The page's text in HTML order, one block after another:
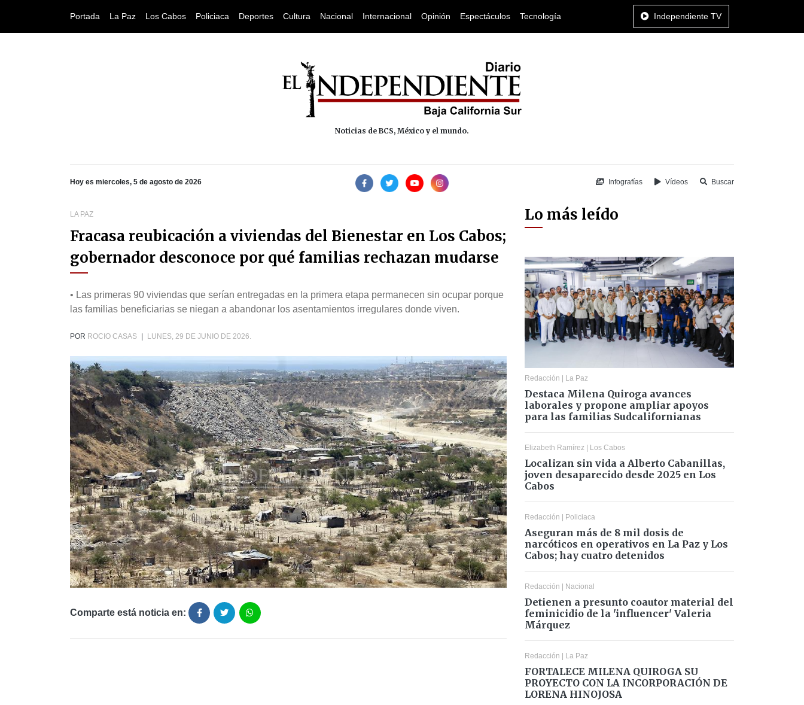
Portada La Paz Los Cabos Policiaca Deportes Cultura Nacional Internacional Opinión Espectáculos Tecnología Independiente TV
Noticias de BCS, México y el mundo.
Hoy es miercoles, 5 de agosto de 2026 Infografías Vídeos Buscar
LA PAZ
Fracasa reubicación a viviendas del Bienestar en Los Cabos;
gobernador desconoce por qué familias rechazan mudarse
• Las primeras 90 viviendas que serían entregadas en la primera etapa permanecen sin ocupar porque
las familias beneficiarias se niegan a abandonar los asentamientos irregulares donde viven.
POR ROCIO CASAS LUNES, 29 DE JUNIO DE 2026.
Comparte está noticia en:
Lo más leído
Redacción | La Paz
Destaca Milena Quiroga avances
laborales y propone ampliar apoyos
para las familias Sudcalifornianas
Elizabeth Ramírez | Los Cabos
Localizan sin vida a Alberto Cabanillas,
joven desaparecido desde 2025 en Los
Cabos
Redacción | Policiaca
Aseguran más de 8 mil dosis de
narcóticos en operativos en La Paz y Los
Cabos; hay cuatro detenidos
Redacción | Nacional
Detienen a presunto coautor material del
feminicidio de la 'influencer' Valeria
Márquez
Redacción | La Paz
FORTALECE MILENA QUIROGA SU
PROYECTO CON LA INCORPORACIÓN DE
LORENA HINOJOSA